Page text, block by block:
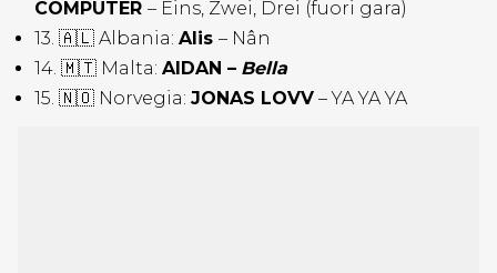
COMPUTER – Eins, Zwei, Drei (fuori gara)
13. 🇦🇱 Albania: Alis – Nân
14. 🇲🇹 Malta: AIDAN – Bella
15. 🇳🇴 Norvegia: JONAS LOVV – YA YA YA